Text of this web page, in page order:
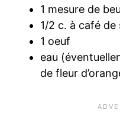
1 mesure de
1/2 c. à café de
1 oeuf
eau
de fleur